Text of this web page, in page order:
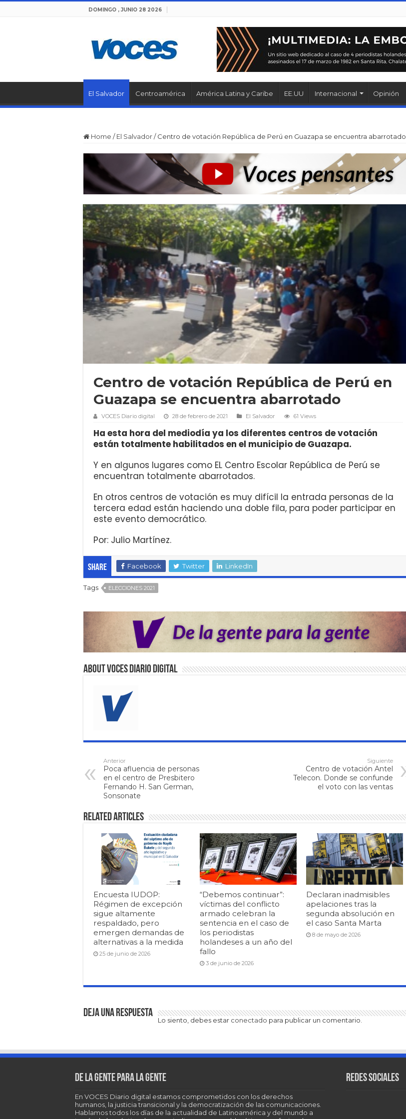
DOMINGO , JUNIO 28 2026
El Salvador Centroamérica América Latina y Caribe EE.UU Internacional Opinión
Home / El Salvador/ Centro de votación República de Perú en Guazapa se encuentra abarrotado
Centro de votación República de Perú en
Guazapa se encuentra abarrotado
VOCES Diario digital 28 de febrero de 2021 El Salvador 61 Views
Ha esta hora del mediodía ya los diferentes centros de votación
están totalmente habilitados en el municipio de Guazapa.
Y en algunos lugares como EL Centro Escolar República de Perú se
encuentran totalmente abarrotados.
En otros centros de votación es muy difícil la entrada personas de la
tercera edad están haciendo una doble fila, para poder participar en
este evento democrático.
Por: Julio Martínez.
Share Facebook Twitter LinkedIn
Tags ELECCIONES 2021
About VOCES Diario digital
Anterior
Poca afluencia de personas
en el centro de Presbitero
Fernando H. San German,
Sonsonate
Siguiente
Centro de votación Antel
Telecon. Donde se confunde
el voto con las ventas
Related Articles
Encuesta IUDOP:
Régimen de excepción
sigue altamente
respaldado, pero
emergen demandas de
alternativas a la medida
25 de junio de 2026
“Debemos continuar”:
víctimas del conflicto
armado celebran la
sentencia en el caso de
los periodistas
holandeses a un año del
fallo
3 de junio de 2026
Declaran inadmisibles
apelaciones tras la
segunda absolución en
el caso Santa Marta
8 de mayo de 2026
Deja una respuesta
Lo siento, debes estar conectado para publicar un comentario.
De la gente para la gente
En VOCES Diario digital estamos comprometidos con los derechos
humanos, la justicia transicional y la democratización de las comunicaciones.
Hablamos todos los días de la actualidad de Latinoamérica y del mundo a
Redes sociales